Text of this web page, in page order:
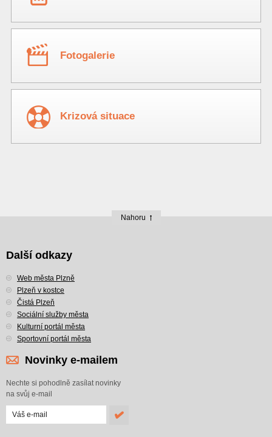
Fotogalerie
Krizová situace
Nahoru
Další odkazy
Web města Plzně
Plzeň v kostce
Čistá Plzeň
Sociální služby města
Kulturní portál města
Sportovní portál města
Novinky e-mailem
Nechte si pohodlně zasílat novinky
na svůj e-mail